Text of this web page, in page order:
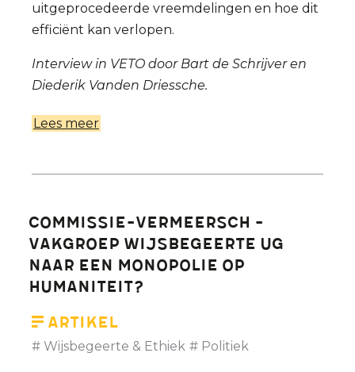
uitgeprocedeerde vreemdelingen en hoe dit
efficiënt kan verlopen.
Interview in VETO door Bart de Schrijver en
Diederik Vanden Driessche.
Lees meer
verdedigt
kommissierapport
Commissie-Vermeersch -
Vakgroep Wijsbegeerte UG
Naar een monopolie op
humaniteit?
Artikel
Wijsbegeerte & Ethiek Politiek